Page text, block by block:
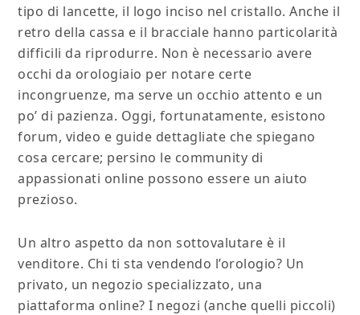
tipo di lancette, il logo inciso nel cristallo. Anche il
retro della cassa e il bracciale hanno particolarità
difficili da riprodurre. Non è necessario avere
occhi da orologiaio per notare certe
incongruenze, ma serve un occhio attento e un
po’ di pazienza. Oggi, fortunatamente, esistono
forum, video e guide dettagliate che spiegano
cosa cercare; persino le community di
appassionati online possono essere un aiuto
prezioso.
Un altro aspetto da non sottovalutare è il
venditore. Chi ti sta vendendo l’orologio? Un
privato, un negozio specializzato, una
piattaforma online? I negozi (anche quelli piccoli)